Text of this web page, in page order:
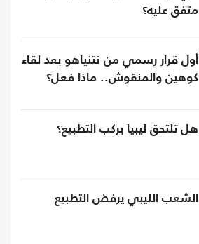
متفق عليه؟
أول قرار رسمي من نتنياهو بعد لقاء
كوهين والمنقوش.. ماذا فعل؟
هل تلتحق ليبيا بركب التطبيع؟
الشعب الليبي يرفض التطبيع